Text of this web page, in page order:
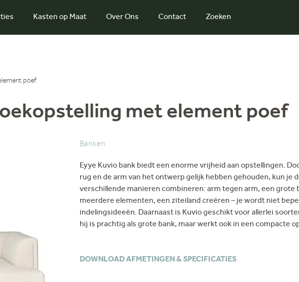
Kasten op Maat Over Ons Contact Zoeken
poef
met element poef
Banken
Eyye Kuvio bank biedt een enorme vrijheid aan opstellingen.
rug en de arm van het ontwerp gelijk hebben gehouden, kun je
verschillende manieren combineren: arm tegen arm, een grote
meerdere elementen, een ziteiland creëren – je wordt niet
indelingsideeën. Daarnaast is Kuvio geschikt voor allerlei
hij is prachtig als grote bank, maar werkt ook in een compacte
DOWNLOAD AFMETINGEN & SPECIFICATIES